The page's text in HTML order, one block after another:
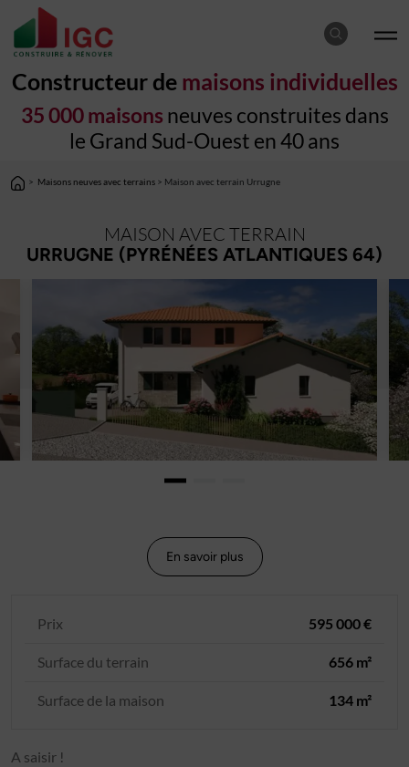
Constructeur de maisons individuelles
35 000 maisons neuves construites dans
le Grand Sud-Ouest en 40 ans
> Maisons neuves avec terrains > Maison avec terrain Urrugne
MAISON AVEC TERRAIN
URRUGNE (PYRÉNÉES ATLANTIQUES 64)
En savoir plus
Prix 595 000 €
Surface du terrain 656 m²
Surface de la maison 134 m²
A saisir !